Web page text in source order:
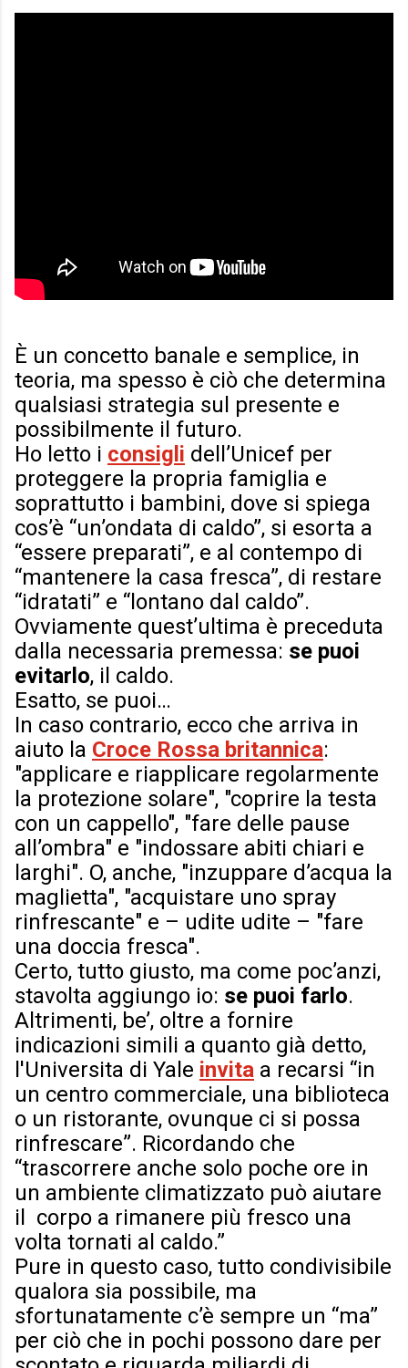
È un concetto banale e semplice, in
teoria, ma spesso è ciò che determina
qualsiasi strategia sul presente e
possibilmente il futuro.
Ho letto i consigli dell’Unicef per
proteggere la propria famiglia e
soprattutto i bambini, dove si spiega
cos’è “un’ondata di caldo”, si esorta a
“essere preparati”, e al contempo di
“mantenere la casa fresca”, di restare
“idratati” e “lontano dal caldo”.
Ovviamente quest’ultima è preceduta
dalla necessaria premessa: se puoi
evitarlo, il caldo.
Esatto, se puoi…
In caso contrario, ecco che arriva in
aiuto la Croce Rossa britannica:
"applicare e riapplicare regolarmente
la protezione solare", "coprire la testa
con un cappello", "fare delle pause
all’ombra" e "indossare abiti chiari e
larghi". O, anche, "inzuppare d’acqua la
maglietta", "acquistare uno spray
rinfrescante" e – udite udite – "fare
una doccia fresca".
Certo, tutto giusto, ma come poc’anzi,
stavolta aggiungo io: se puoi farlo.
Altrimenti, be’, oltre a fornire
indicazioni simili a quanto già detto,
l'Universita di Yale invita a recarsi “in
un centro commerciale, una biblioteca
o un ristorante, ovunque ci si possa
rinfrescare”. Ricordando che
“trascorrere anche solo poche ore in
un ambiente climatizzato può aiutare
il corpo a rimanere più fresco una
volta tornati al caldo.”
Pure in questo caso, tutto condivisibile
qualora sia possibile, ma
sfortunatamente c’è sempre un “ma”
per ciò che in pochi possono dare per